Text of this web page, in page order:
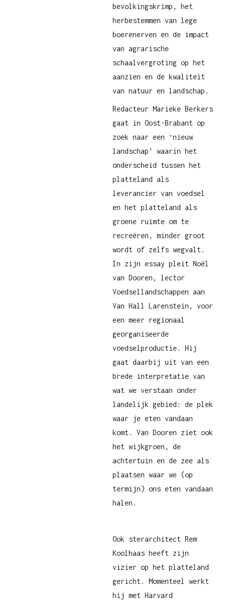
bevolkingskrimp, het
herbestemmen van lege
boerenerven en de impact
van agrarische
schaalvergroting op het
aanzien en de kwaliteit
van natuur en landschap.
Redacteur Marieke Berkers
gaat in Oost-Brabant op
zoek naar een ‘nieuw
landschap’ waarin het
onderscheid tussen het
platteland als
leverancier van voedsel
en het platteland als
groene ruimte om te
recreëren, minder groot
wordt of zelfs wegvalt.
In zijn essay pleit Noël
van Dooren, lector
Voedsellandschappen aan
Van Hall Larenstein, voor
een meer regionaal
georganiseerde
voedselproductie. Hij
gaat daarbij uit van een
brede interpretatie van
wat we verstaan onder
landelijk gebied: de plek
waar je eten vandaan
komt. Van Dooren ziet ook
het wijkgroen, de
achtertuin en de zee als
plaatsen waar we (op
termijn) ons eten vandaan
halen.
Ook sterarchitect Rem
Koolhaas heeft zijn
vizier op het platteland
gericht. Momenteel werkt
hij met Harvard